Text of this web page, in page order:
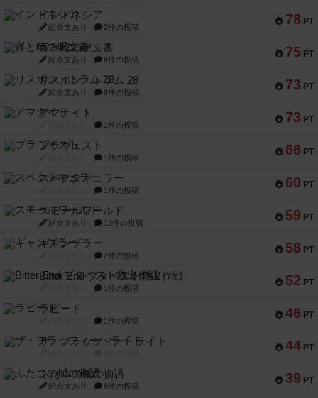
78 PT
インドネシア
紹介文あり 2件の投稿
75 PT
宵と暁の呪文書
紹介文あり 8件の投稿
73 PT
リスボン・トラム 28
紹介文あり 9件の投稿
73 PT
アマナイト
1件の投稿
66 PT
ブラヴェスト
1件の投稿
60 PT
スペクタキュラー
1件の投稿
59 PT
スモールワールド
紹介文あり 13件の投稿
58 PT
ギャンブラー
2件の投稿
52 PT
Bitter End ブタペスト救出作戦
1件の投稿
46 PT
ラピード
1件の投稿
44 PT
ザ・フラッフィー・ライト
39 PT
ふたつの城の物語
紹介文あり 6件の投稿